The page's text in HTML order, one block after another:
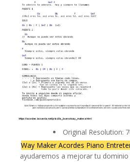
Original Resolution:
Way Maker Acordes Piano
ayudaremos a mejorar tu